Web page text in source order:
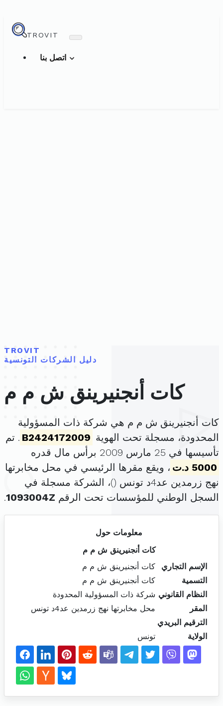
TROVIT
TROVIT
دليل الشركات التونسية
كات أنجنيرينق ش م م
كات أنجنيرينق ش م م هي شركة ذات المسؤولية
المحدودة، مسجلة تحت الهوية B2424172009 . تم
تأسيسها في 25 مارس 2009 برأس مال قدره
5000 د.ت
، ويقع مقرها الرئيسي في محل مخابرتها
نهج زرمدين عد4د تونس (
)، الشركة مسجلة في
السجل الوطني للمؤسسات تحت الرقم 1093004Z
.
معلومات حول
كات أنجنيرينق ش م م
الإسم التجاري
كات أنجنيرينق ش م م
التسمية
كات أنجنيرينق ش م م
النظام القانوني شركة ذات المسؤولية المحدودة
المقر
محل مخابرتها نهج زرمدين عد4د تونس
الترقيم البريدي
الولاية
تونس